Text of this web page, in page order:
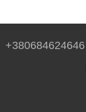
+380684624646